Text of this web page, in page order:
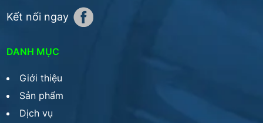
Kết nối ngay
DANH MỤC
Giới thiệu
Sản phẩm
Dịch vụ